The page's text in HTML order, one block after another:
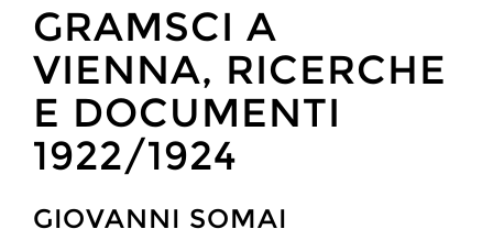
GRAMSCI A
VIENNA, RICERCHE
E DOCUMENTI
1922/1924
GIOVANNI SOMAI